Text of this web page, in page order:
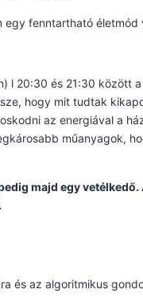
fenntartható életmód
l 20:30 és 21:30 között
hogy mit tudtak
az energiával a
műanyagok,
majd egy vetélkedő.
és az algoritmikus